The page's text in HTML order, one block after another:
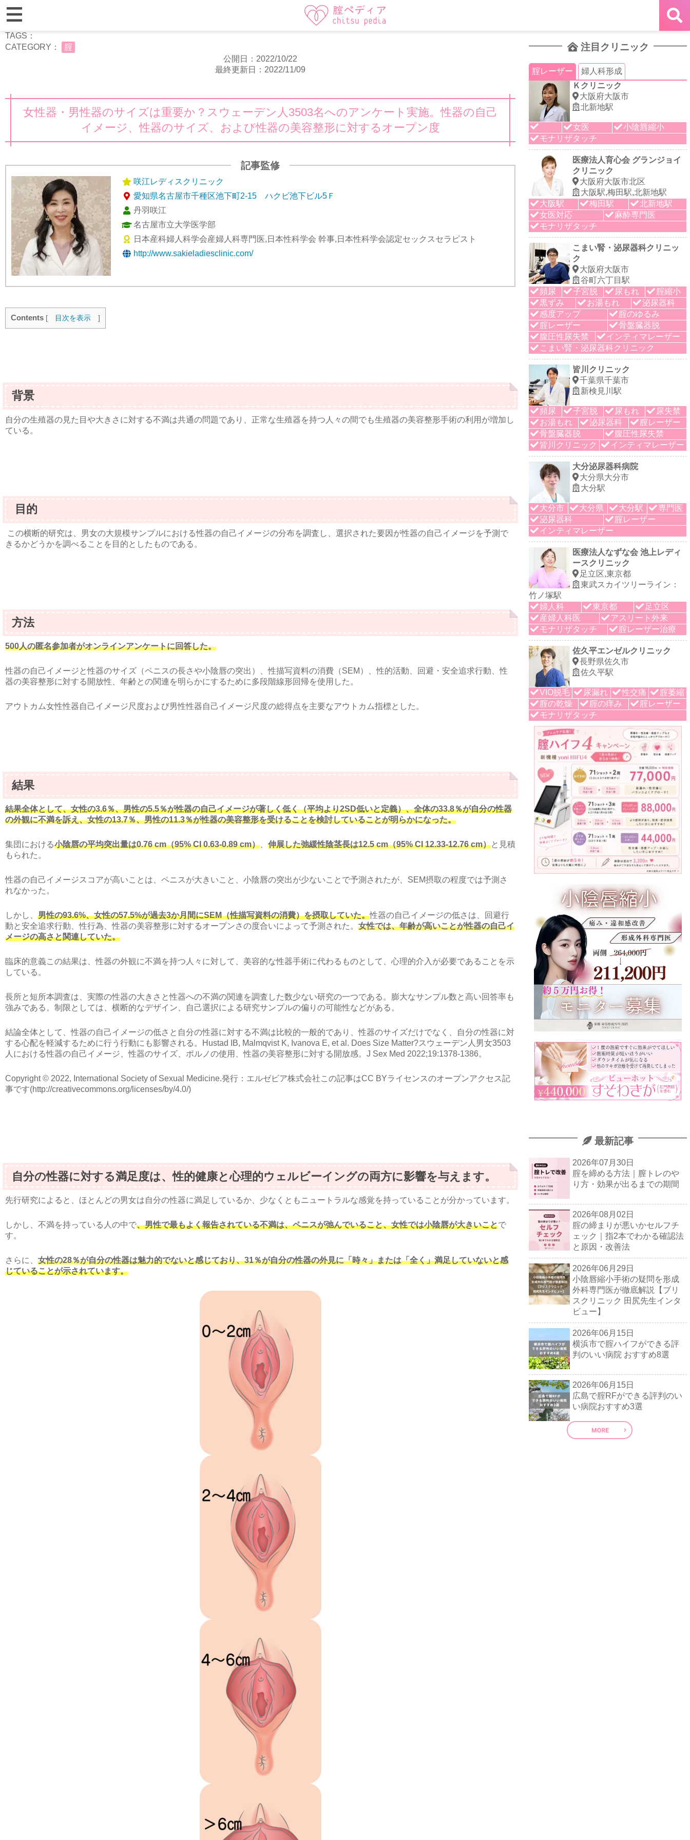
TAGS：
CATEGORY：
腟
公開日：2022/10/22
最終更新日：2022/11/09
女性器・男性器のサイズは重要か？スウェーデン人3503名へのアンケート実施。性器の自己
イメージ、性器のサイズ、および性器の美容整形に対するオープン度
記事監修
咲江レディスクリニック
愛知県名古屋市千種区池下町2-15 ハクビ池下ビル5Ｆ
丹羽咲江
名古屋市立大学医学部
日本産科婦人科学会産婦人科専門医,日本性科学会 幹事,日本性科学会認定セックスセラピスト
http://www.sakieladiesclinic.com/
Contents [ 目次を表示 ]
背景
自分の生殖器の見た目や大きさに対する不満は共通の問題であり、正常な生殖器を持つ人々の間でも生殖器の美容整形手術の利用が増加し
ている。
目的
この横断的研究は、男女の大規模サンプルにおける性器の自己イメージの分布を調査し、選択された要因が性器の自己イメージを予測で
きるかどうかを調べることを目的としたものである。
方法
500人の匿名参加者がオンラインアンケートに回答した。
性器の自己イメージと性器のサイズ（ペニスの長さや小陰唇の突出）、性描写資料の消費（SEM）、性的活動、回避・安全追求行動、性
器の美容整形に対する開放性、年齢との関連を明らかにするために多段階線形回帰を使用した。
アウトカム女性性器自己イメージ尺度および男性性器自己イメージ尺度の総得点を主要なアウトカム指標とした。
結果
結果全体として、女性の3.6％、男性の5.5％が性器の自己イメージが著しく低く（平均より2SD低いと定義）、全体の33.8％が自分の性器
の外観に不満を訴え、女性の13.7％、男性の11.3％が性器の美容整形を受けることを検討していることが明らかになった。
集団における小陰唇の平均突出量は0.76 cm（95% CI 0.63-0.89 cm） 伸展した弛緩性陰茎長は12.5 cm（95% CI 12.33-12.76 cm）と見積
もられた。
性器の自己イメージスコアが高いことは、ペニスが大きいこと、小陰唇の突出が少ないことで予測されたが、SEM摂取の程度では予測さ
れなかった。
しかし、 男性の93.6%、女性の57.5%が過去3か月間にSEM（性描写資料の消費）を摂取していた。性器の自己イメージの低さは、回避行
動と安全追求行動、性行為、性器の美容整形に対するオープンさの度合いによって予測された。 女性では、年齢が高いことが性器の自己イ
メージの高さと関連していた。
臨床的意義この結果は、性器の外観に不満を持つ人々に対して、美容的な性器手術に代わるものとして、心理的介入が必要であることを示
している。
長所と短所本調査は、実際の性器の大きさと性器への不満の関連を調査した数少ない研究の一つである。膨大なサンプル数と高い回答率も
強みである。制限としては、横断的なデザイン、自己選択による研究サンプルの偏りの可能性などがある。
結論全体として、性器の自己イメージの低さと自分の性器に対する不満は比較的一般的であり、性器のサイズだけでなく、自分の性器に対
する心配を軽減するために行う行動にも影響される。
Hustad IB, Malmqvist K, Ivanova E, et al. Does Size Matter?スウェーデン人男女3503
人における性器の自己イメージ、性器のサイズ、ポルノの使用、性器の美容整形に対する開放感。 J Sex Med 2022;19:1378-1386。
Copyright © 2022, International Society of Sexual Medicine.発行：エルゼビア株式会社この記事はCC BYライセンスのオープンアクセス記
事です(http://creativecommons.org/licenses/by/4.0/)
自分の性器に対する満足度は、性的健康と心理的ウェルビーイングの両方に影響を与えます。
先行研究によると、ほとんどの男女は自分の性器に満足しているか、少なくともニュートラルな感覚を持っていることが分かっています。
しかし、不満を持っている人の中で、男性で最もよく報告されている不満は、ペニスが弛んでいること、女性では小陰唇が大きいことで
す。
さらに、 女性の28％が自分の性器は魅力的でないと感じており、31％が自分の性器の外見に「時々」または「全く」満足していないと感
じていることが示されています。
注目クリニック
腟レーザー
婦人科形成
Ｋクリニック
大阪府大阪市
北新地駅
女医
小陰唇縮小
モナリザタッチ
医療法人育心会 グランジョイ
クリニック
大阪府大阪市北区
大阪駅,梅田駅,北新地駅
大阪駅
梅田駅
北新地駅
女医対応
麻酔専門医
モナリザタッチ
こまい腎・泌尿器科クリニッ
ク
大阪府大阪市
谷町六丁目駅
頻尿
子宮脱 尿もれ
腟縮小
黒ずみ
お湯もれ
泌尿器科
感度アップ
腟のゆるみ
腟レーザー
骨盤臓器脱
腹圧性尿失禁
インティマレーザー
こまい腎・泌尿器科クリニック
皆川クリニック
千葉県千葉市
新検見川駅
頻尿 子宮脱 尿もれ
尿失禁
お湯もれ
泌尿器科
膣レーザー
骨盤臓器脱
腹圧性尿失禁
皆川クリニック
インティマレーザー
大分泌尿器科病院
大分県大分市
大分駅
大分市 大分県 大分駅
専門医
泌尿器科
腟レーザー
インティマレーザー
医療法人なずな会 池上レディ
ースクリニック
足立区,東京都
東武スカイツリーライン：
竹ノ塚駅
婦人科
東京都
足立区
産婦人科医
アスリート外来
モナリザタッチ
腟レーザー治療
佐久平エンゼルクリニック
長野県佐久市
佐久平駅
VIO脱毛 尿漏れ 性交痛
腟萎縮
腟の乾燥
腟の痒み
腟レーザー
モナリザタッチ
最新記事
2026年07月30日
腟を締める方法｜膣トレのや
り方・効果が出るまでの期間
2026年08月02日
腟の締まりが悪いかセルフチ
ェック｜指2本でわかる確認法
と原因・改善法
2026年06月29日
小陰唇縮小手術の疑問を形成
外科専門医が徹底解説【ブリ
スクリニック 田尻先生インタ
ビュー】
2026年06月15日
横浜市で腟ハイフができる評
判のいい病院 おすすめ8選
2026年06月15日
広島で腟RFができる評判のい
い病院おすすめ3選